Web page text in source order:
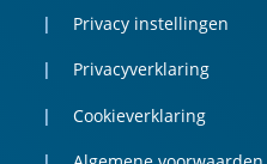
Privacy instellingen
Privacyverklaring
Cookieverklaring